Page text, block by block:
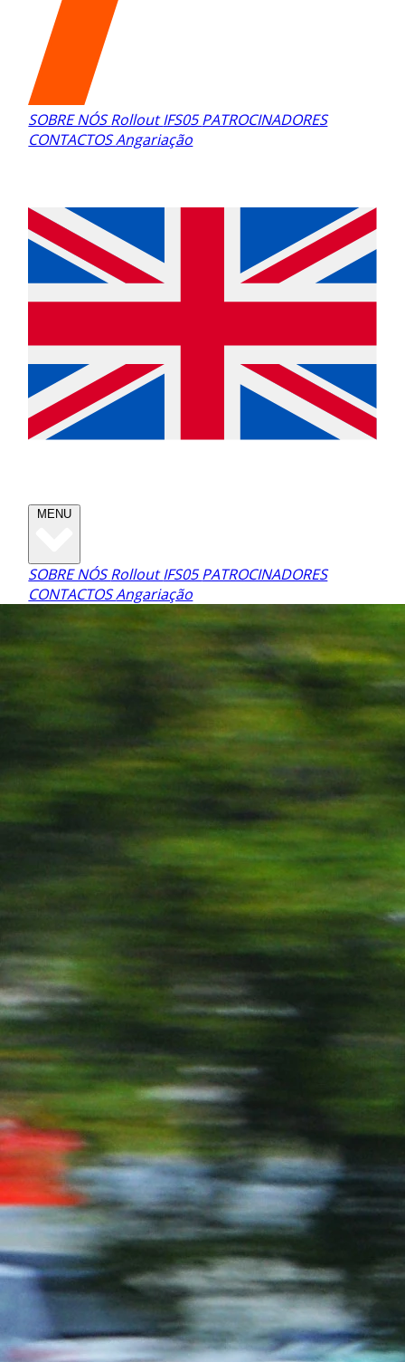
SOBRE NÓSRolloutIFS05PATROCINADORES
CONTACTOSAngariação
SOBRE NÓSRolloutIFS05PATROCINADORES
CONTACTOSAngariação